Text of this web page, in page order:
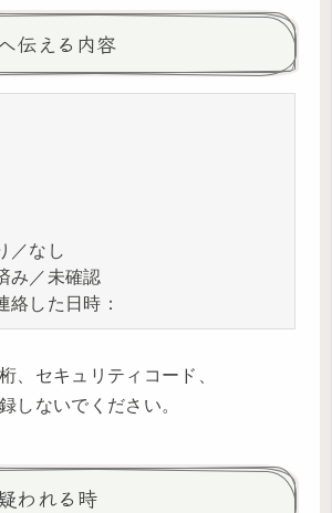
伝える内容
／なし
み／未確認
絡した日時：
、セキュリティコード、
しないでください。
われる時